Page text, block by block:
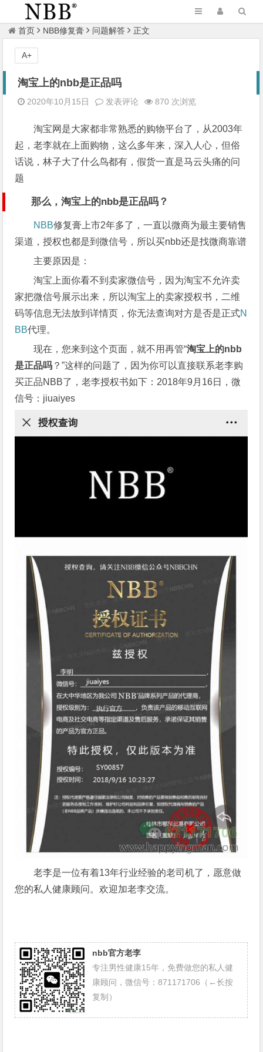
首页 NBB修复膏 问题解答 正文
淘宝上的nbb是正品吗
2020年10月15日 发表评论 870 次浏览
淘宝网是大家都非常熟悉的购物平台了，从2003年
起，老李就在上面购物，这么多年来，深入人心，但俗
话说，林子大了什么鸟都有，假货一直是马云头痛的问
题
那么，淘宝上的nbb是正品吗？
NBB修复膏上市2年多了，一直以微商为最主要销售
渠道，授权也都是到微信号，所以买nbb还是找微商靠谱
主要原因是：
淘宝上面你看不到卖家微信号，因为淘宝不允许卖
家把微信号展示出来，所以淘宝上的卖家授权书，二维
码等信息无法放到详情页，你无法查询对方是否是正式N
BB代理。
现在，您来到这个页面，就不用再管“淘宝上的nbb
是正品吗 ？”这样的问题了，因为你可以直接联系老李购
买正品NBB了，老李授权书如下：2018年9月16日，微
信号：jiuaiyes
老李是一位有着13年行业经验的老司机了，愿意做
您的私人健康顾问。欢迎加老李交流。
nbb官方老李
专注男性健康15年，免费做您的私人健
康顾问，微信号：871171706（←长按
复制）
A+